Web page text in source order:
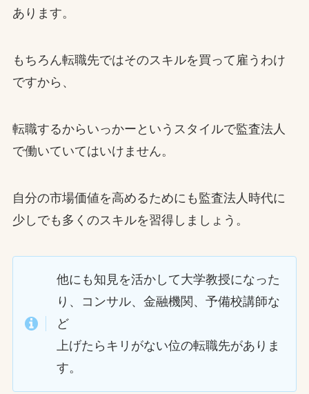
あります。
もちろん転職先ではそのスキルを買って雇うわけ
ですから、
転職するからいっかーというスタイルで監査法人
で働いていてはいけません。
自分の市場価値を高めるためにも監査法人時代に
少しでも多くのスキルを習得しましょう。
他にも知見を活かして大学教授になった
り、コンサル、金融機関、予備校講師な
ど
上げたらキリがない位の転職先がありま
す。